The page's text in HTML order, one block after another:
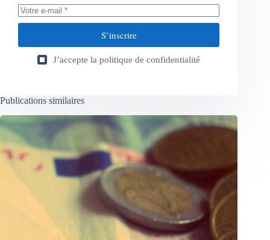
S’inscrire
J’accepte la politique de confidentialité
Publications similaires